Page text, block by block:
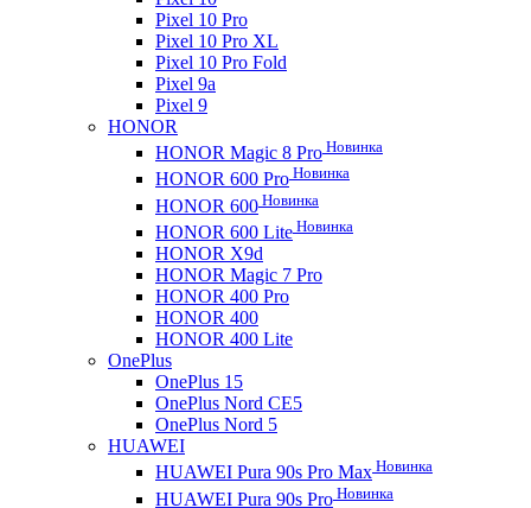
Pixel 10 Pro
Pixel 10 Pro XL
Pixel 10 Pro Fold
Pixel 9a
Pixel 9
HONOR
HONOR Magic 8 Pro Новинка
HONOR 600 Pro Новинка
HONOR 600 Новинка
HONOR 600 Lite Новинка
HONOR X9d
HONOR Magic 7 Pro
HONOR 400 Pro
HONOR 400
HONOR 400 Lite
OnePlus
OnePlus 15
OnePlus Nord CE5
OnePlus Nord 5
HUAWEI
HUAWEI Pura 90s Pro Max Новинка
HUAWEI Pura 90s Pro Новинка